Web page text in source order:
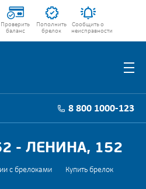
Проверить
баланс
Пополнить
брелок
Сообщить о
неисправности
8 800 1000-123
- ЛЕНИНА, 152
с брелоками Купить брелок